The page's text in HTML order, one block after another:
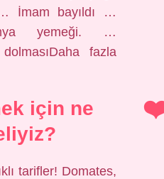
İmam bayıldı …
yemeği. …
fazla
için ne
tarifler! Domates,